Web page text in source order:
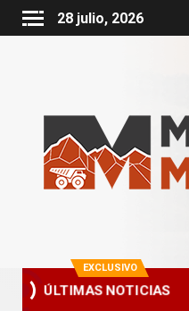
28 julio, 2026
EXCLUSIVO
ÚLTIMAS NOTICIAS
productivos de la